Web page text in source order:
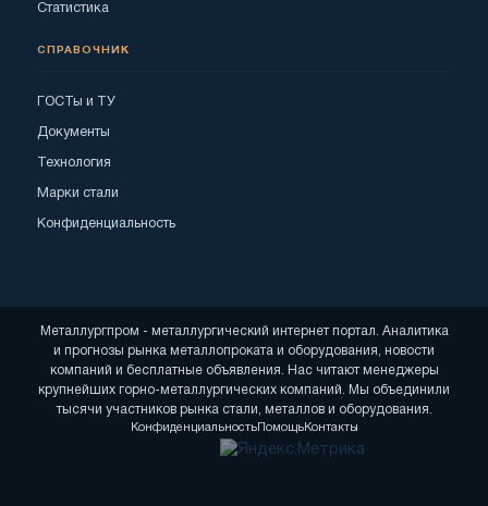
Статистика
СПРАВОЧНИК
ГОСТы и ТУ
Документы
Технология
Марки стали
Конфиденциальность
Металлургпром - металлургический интернет портал. Аналитика
и прогнозы рынка металлопроката и оборудования, новости
компаний и бесплатные объявления. Нас читают менеджеры
крупнейших горно-металлургических компаний. Мы объединили
тысячи участников рынка стали, металлов и оборудования.
КонфиденциальностьПомощьКонтакты